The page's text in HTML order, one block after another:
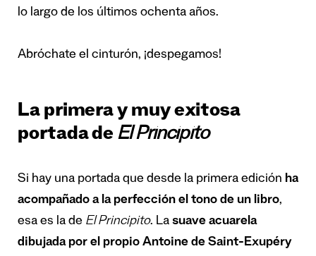
lo largo de los últimos ochenta años.
Abróchate el cinturón, ¡despegamos!
La primera y muy exitosa
portada de El Principito
Si hay una portada que desde la primera edición ha
acompañado a la perfección el tono de un libro,
esa es la de El Principito. La suave acuarela
dibujada por el propio Antoine de Saint-Exupéry